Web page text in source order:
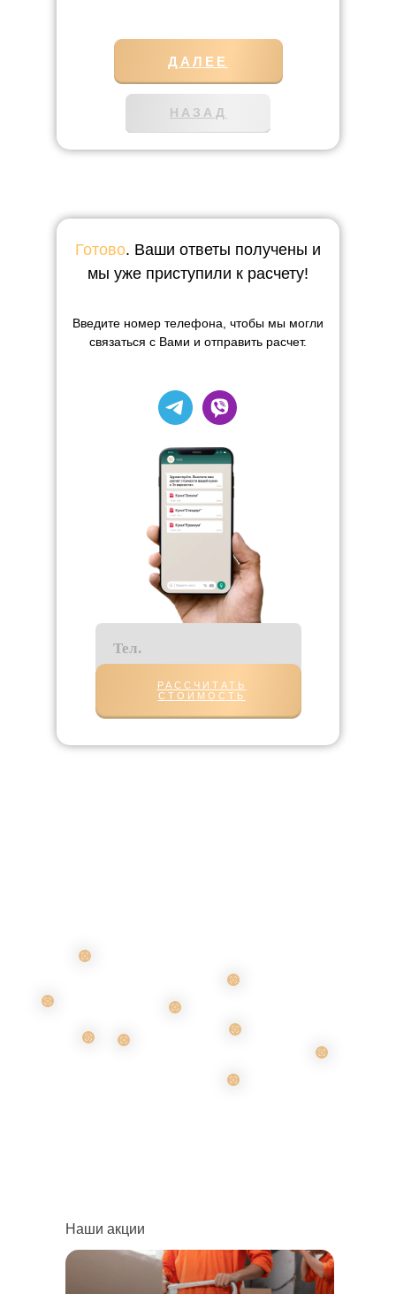
ДАЛЕЕ
НАЗАД
Готово. Ваши ответы получены и
мы уже приступили к расчету!
Введите номер телефона, чтобы мы могли
связаться с Вами и отправить расчет.
РАССЧИТАТЬ
СТОИМОСТЬ
Наши акции